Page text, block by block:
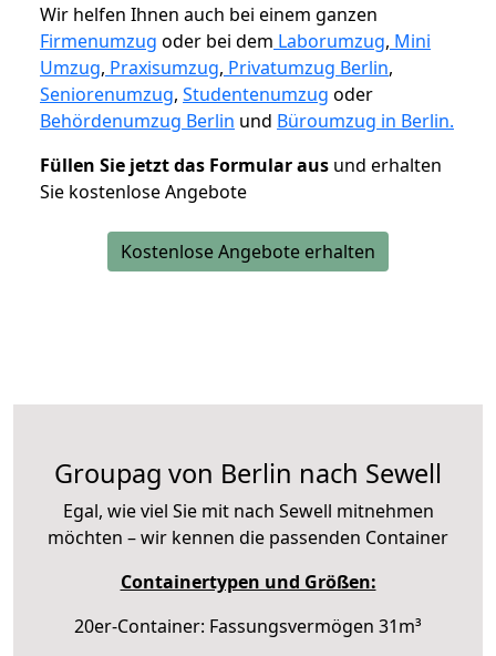
Wir helfen Ihnen auch bei einem ganzen
Firmenumzug oder bei dem Laborumzug, Mini
Umzug, Praxisumzug, Privatumzug Berlin,
Seniorenumzug, Studentenumzug oder
Behördenumzug Berlin und Büroumzug in Berlin.
Füllen Sie jetzt das Formular aus und erhalten
Sie kostenlose Angebote
Kostenlose Angebote erhalten
Groupag von Berlin nach Sewell
Egal, wie viel Sie mit nach Sewell mitnehmen
möchten – wir kennen die passenden Container
Containertypen und Größen:
20er-Container: Fassungsvermögen 31m³